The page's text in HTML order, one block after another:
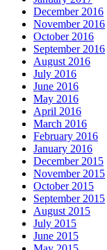
December 2016
November 2016
October 2016
September 2016
August 2016
July 2016
June 2016
May 2016
April 2016
March 2016
February 2016
January 2016
December 2015
November 2015
October 2015
September 2015
August 2015
July 2015
June 2015